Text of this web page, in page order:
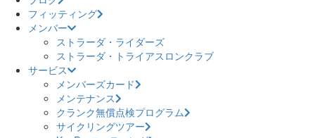
フィッティング
メンバー
ストラーダ・ライダーズ
ストラーダ・トライアスロンクラブ
サービス
メンバーズカード
メンテナンス
クランク無償点検プログラム
サイクリングツアー